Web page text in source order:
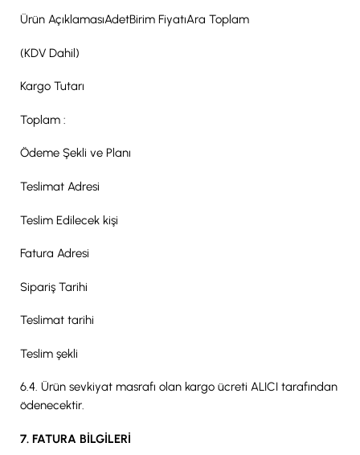
Ürün AçıklamasıAdetBirim FiyatıAra Toplam
(KDV Dahil)
Kargo Tutarı
Toplam :
Ödeme Şekli ve Planı
Teslimat Adresi
Teslim Edilecek kişi
Fatura Adresi
Sipariş Tarihi
Teslimat tarihi
Teslim şekli
6.4. Ürün sevkiyat masrafı olan kargo ücreti ALICI tarafından
ödenecektir.
7. FATURA BİLGİLERİ